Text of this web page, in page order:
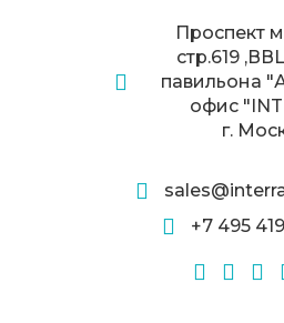
Проспект
стр.619
павильона
офис
г.
+7 495